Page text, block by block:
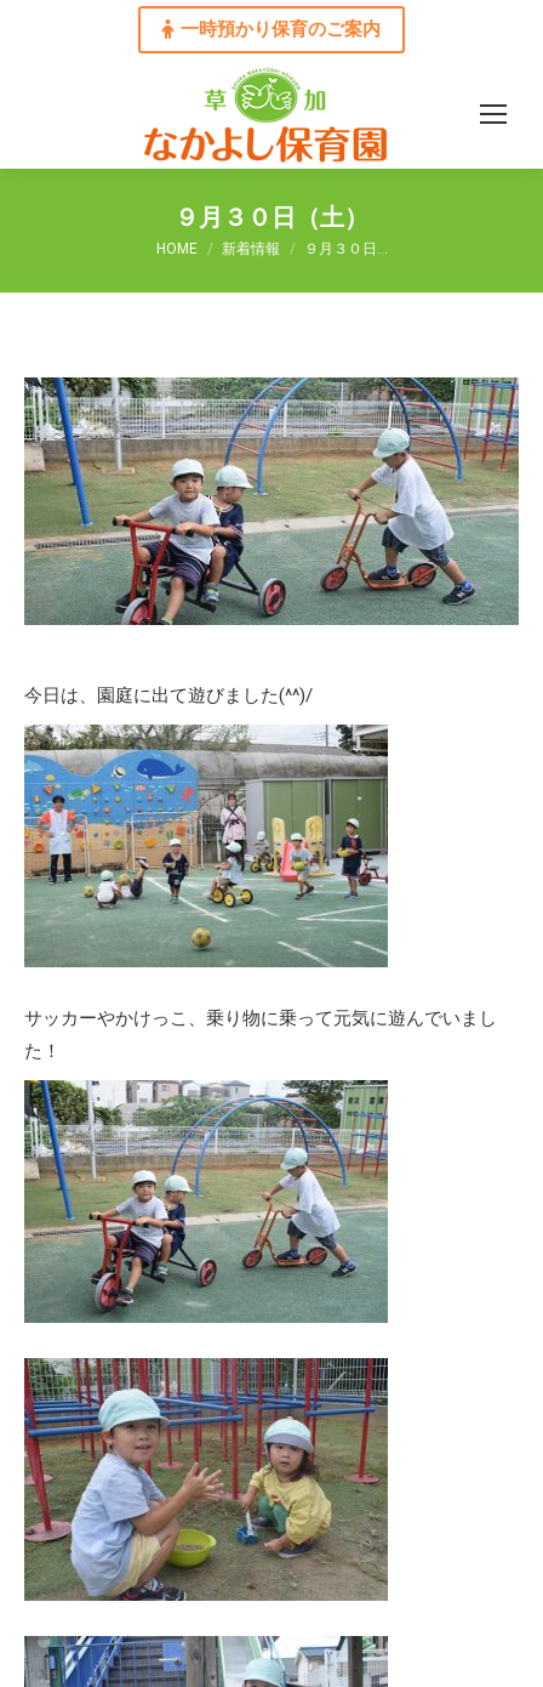
一時預かり保育のご案内
９月３０日（土）
You are here:
HOME 新着情報 ９月３０日…
今日は、園庭に出て遊びました(^^)/
サッカーやかけっこ、乗り物に乗って元気に遊んでいまし
た！